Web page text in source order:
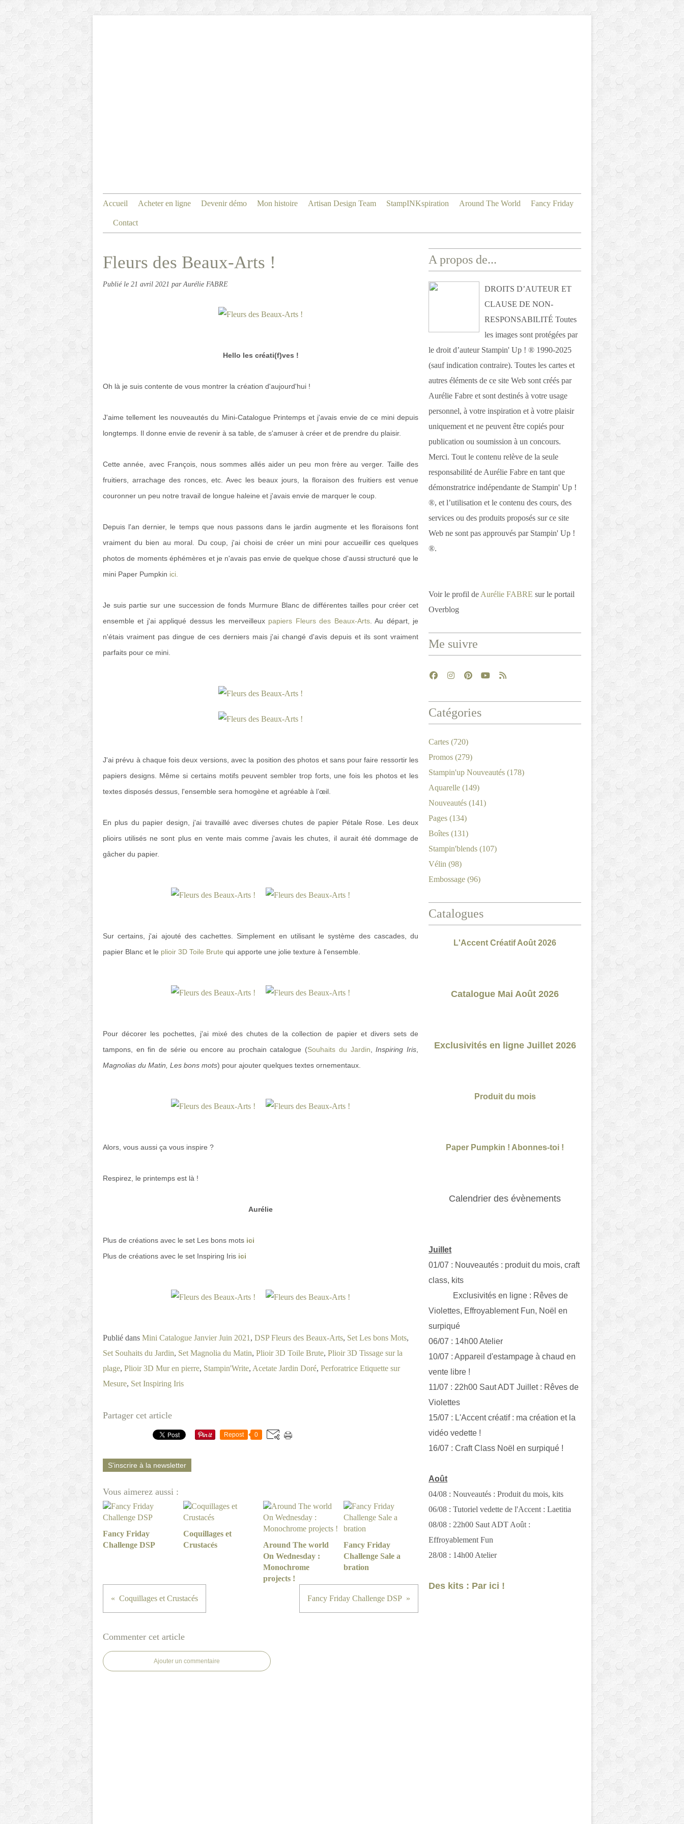
Accueil Acheter en ligne Devenir démo Mon histoire Artisan Design Team StampINKspiration Around The World Fancy Friday
Contact
Fleurs des Beaux-Arts !
Publié le 21 avril 2021 par Aurélie FABRE
Hello les créati(f)ves !
Oh là je suis contente de vous montrer la création d'aujourd'hui !
J'aime tellement les nouveautés du Mini-Catalogue Printemps et j'avais envie de ce mini depuis
longtemps. Il donne envie de revenir à sa table, de s'amuser à créer et de prendre du plaisir.
Cette année, avec François, nous sommes allés aider un peu mon frère au verger. Taille des
fruitiers, arrachage des ronces, etc. Avec les beaux jours, la floraison des fruitiers est venue
couronner un peu notre travail de longue haleine et j'avais envie de marquer le coup.
Depuis l'an dernier, le temps que nous passons dans le jardin augmente et les floraisons font
vraiment du bien au moral. Du coup, j'ai choisi de créer un mini pour accueillir ces quelques
photos de moments éphémères et je n'avais pas envie de quelque chose d'aussi structuré que le
mini Paper Pumpkin ici.
Je suis partie sur une succession de fonds Murmure Blanc de différentes tailles pour créer cet
ensemble et j'ai appliqué dessus les merveilleux papiers Fleurs des Beaux-Arts. Au départ, je
n'étais vraiment pas dingue de ces derniers mais j'ai changé d'avis depuis et ils sont vraiment
parfaits pour ce mini.
J'ai prévu à chaque fois deux versions, avec la position des photos et sans pour faire ressortir les
papiers designs. Même si certains motifs peuvent sembler trop forts, une fois les photos et les
textes disposés dessus, l'ensemble sera homogène et agréable à l’œil.
En plus du papier design, j'ai travaillé avec diverses chutes de papier Pétale Rose. Les deux
plioirs utilisés ne sont plus en vente mais comme j'avais les chutes, il aurait été dommage de
gâcher du papier.
Sur certains, j'ai ajouté des cachettes. Simplement en utilisant le système des cascades, du
papier Blanc et le plioir 3D Toile Brute qui apporte une jolie texture à l'ensemble.
Pour décorer les pochettes, j'ai mixé des chutes de la collection de papier et divers sets de
tampons, en fin de série ou encore au prochain catalogue (Souhaits du Jardin ,Inspiring Iris
Magnolias du Matin, Les bons mots) pour ajouter quelques textes ornementaux.
Alors, vous aussi ça vous inspire ?
Respirez, le printemps est là !
Aurélie
Plus de créations avec le set Les bons mots ici
Plus de créations avec le set Inspiring Iris ici
Publié dans Mini Catalogue Janvier Juin 2021 , DSP Fleurs des Beaux-Arts, Set Les bons Mots,
Set Souhaits du Jardin, Set Magnolia du Matin, Plioir 3D Toile Brute, Plioir 3D Tissage sur la
plage, Plioir 3D Mur en pierre, Stampin'Write, Acetate Jardin Doré, Perforatrice Etiquette sur
Mesure, Set Inspiring Iris
Partager cet article
Repost 0
S'inscrire à la newsletter
Vous aimerez aussi :
Fancy Friday
Challenge DSP
Coquillages et
Crustacés
Around The world
On Wednesday :
Monochrome
projects !
Fancy Friday
Challenge Sale a
bration
Coquillages et Crustacés Fancy Friday Challenge DSP
Commenter cet article
Ajouter un commentaire
A propos de...
DROITS D’AUTEUR ET
CLAUSE DE NON-
RESPONSABILITÉ Toutes
les images sont protégées par
le droit d’auteur Stampin' Up ! ® 1990-2025
(sauf indication contraire). Toutes les cartes et
autres éléments de ce site Web sont créés par
Aurélie Fabre et sont destinés à votre usage
personnel, à votre inspiration et à votre plaisir
uniquement et ne peuvent être copiés pour
publication ou soumission à un concours.
Merci. Tout le contenu relève de la seule
responsabilité de Aurélie Fabre en tant que
démonstratrice indépendante de Stampin' Up !
®, et l’utilisation et le contenu des cours, des
services ou des produits proposés sur ce site
Web ne sont pas approuvés par Stampin' Up !
®.
Voir le profil de Aurélie FABRE sur le portail
Overblog
Me suivre
Catégories
Cartes (720)
Promos (279)
Stampin'up Nouveautés (178)
Aquarelle (149)
Nouveautés (141)
Pages (134)
Boîtes (131)
Stampin'blends (107)
Vélin (98)
Embossage (96)
Catalogues
L'Accent Créatif Août 2026
Catalogue Mai Août 2026
Exclusivités en ligne Juillet 2026
Produit du mois
Paper Pumpkin ! Abonnes-toi !
Calendrier des évènements
Juillet
01/07 : Nouveautés : produit du mois, craft
class, kits
Exclusivités en ligne : Rêves de
Violettes, Effroyablement Fun, Noël en
surpiqué
06/07 : 14h00 Atelier
10/07 : Appareil d'estampage à chaud en
vente libre !
11/07 : 22h00 Saut ADT Juillet : Rêves de
Violettes
15/07 : L'Accent créatif : ma création et la
vidéo vedette !
16/07 : Craft Class Noël en surpiqué !
Août
04/08 : Nouveautés : Produit du mois, kits
06/08 : Tutoriel vedette de l'Accent : Laetitia
08/08 : 22h00 Saut ADT Août :
Effroyablement Fun
28/08 : 14h00 Atelier
Des kits : Par ici !